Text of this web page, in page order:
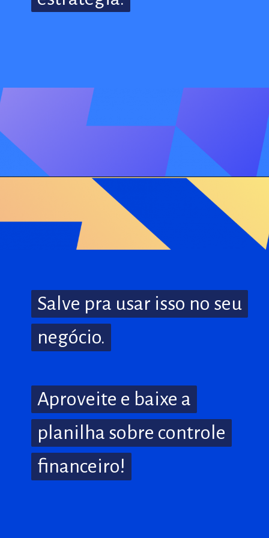
Salve pra usar isso no seu
negócio.
Salve pra usar isso no seu
negócio.
Aproveite e baixe a
planilha sobre controle
financeiro!
Aproveite e baixe a
planilha sobre controle
financeiro!